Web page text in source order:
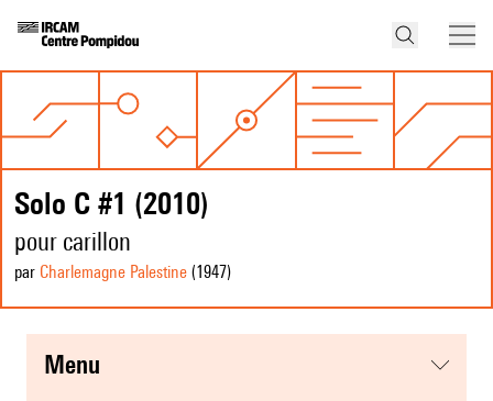
Solo C #1 (2010)
pour carillon
par Charlemagne Palestine (1947)
menu